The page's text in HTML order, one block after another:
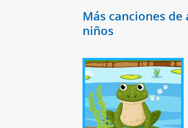
Más canciones
niños